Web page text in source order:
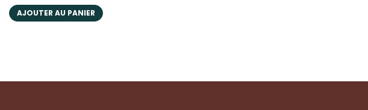
AJOUTER AU PANIER